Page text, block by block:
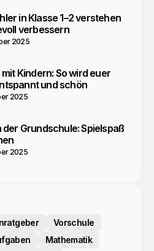
in Klasse 1–2 verstehen
verbessern
2025
Kindern: So wird euer
und schön
2025
der Grundschule: Spielspaß
2025
Vorschule
Mathematik